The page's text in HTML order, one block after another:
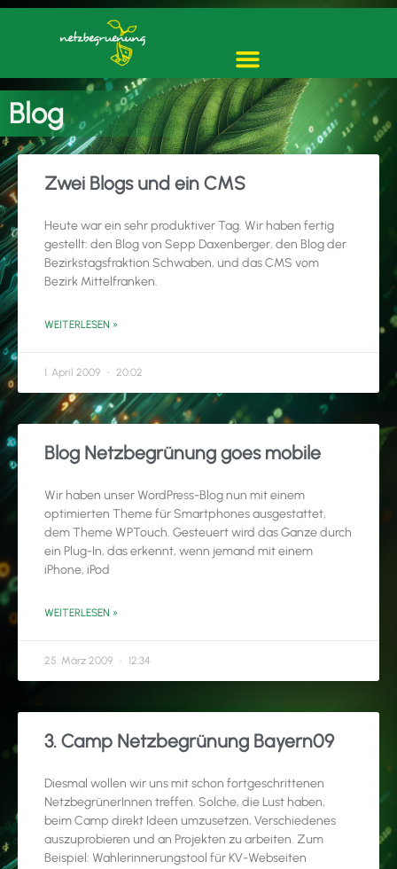
Blog
Zwei Blogs und ein CMS
Heute war ein sehr produktiver Tag. Wir haben fertig
gestellt: den Blog von Sepp Daxenberger, den Blog der
Bezirkstagsfraktion Schwaben, und das CMS vom
Bezirk Mittelfranken.
WEITERLESEN »
1. April 2009 20:02
Blog Netzbegrünung goes mobile
Wir haben unser WordPress-Blog nun mit einem
optimierten Theme für Smartphones ausgestattet,
dem Theme WPTouch. Gesteuert wird das Ganze durch
ein Plug-In, das erkennt, wenn jemand mit einem
iPhone, iPod
WEITERLESEN »
25. März 2009 12:34
3. Camp Netzbegrünung Bayern09
Diesmal wollen wir uns mit schon fortgeschrittenen
NetzbegrünerInnen treffen. Solche, die Lust haben,
beim Camp direkt Ideen umzusetzen, Verschiedenes
auszuprobieren und an Projekten zu arbeiten. Zum
Beispiel: Wahlerinnerungstool für KV-Webseiten